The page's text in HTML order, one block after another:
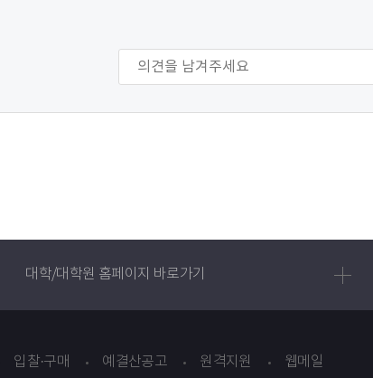
대학/대학원 홈페이지 바로가기
입찰·구매 예결산공고 원격지원 웹메일